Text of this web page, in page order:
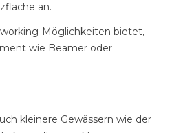
an.
Möglichkeiten bietet,
wie Beamer oder
kleinere Gewässern wie der